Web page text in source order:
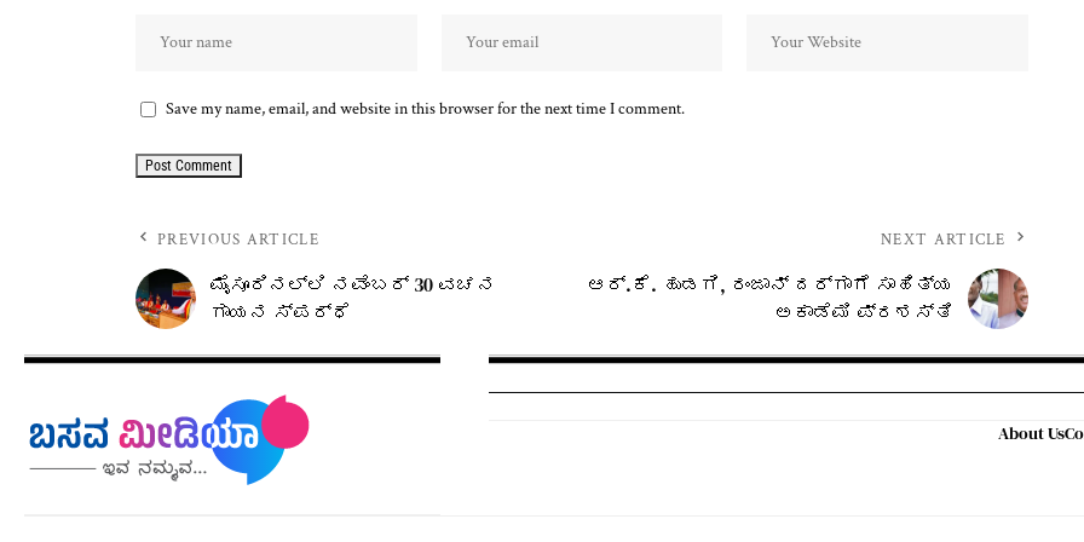
Save my name, email, and website in this browser for the next time I comment.
PREVIOUS ARTICLE
ಮೈಸೂರಿನಲ್ಲಿ ನವೆಂಬರ್ 30 ವಚನ
ಗಾಯನ ಸ್ಪರ್ಧೆ
NEXT ARTICLE
ಆರ್.ಕೆ. ಹುಡಗಿ, ರಂಜಾನ್‌ ದರ್ಗಾಗೆ ಸಾಹಿತ್ಯ
ಅಕಾಡೆಮಿ ಪ್ರಶಸ್ತಿ
About Us